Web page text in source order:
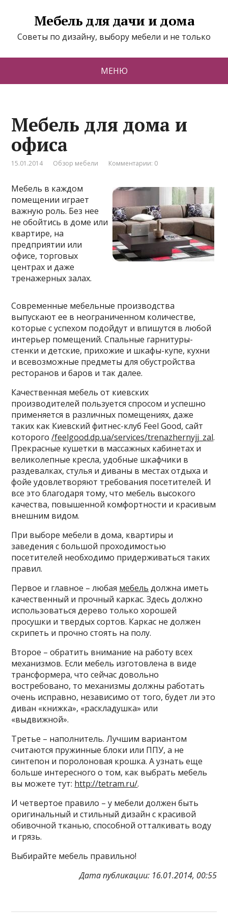
Мебель для дачи и дома
Советы по дизайну, выбору мебели и не только
МЕНЮ
Мебель для дома и
офиса
15.01.2014 Обзор мебели Комментарии: 0
Мебель в каждом
помещении играет
важную роль. Без нее
не обойтись в доме или
квартире, на
предприятии или
офисе, торговых
центрах и даже
тренажерных залах.
Современные мебельные производства
выпускают ее в неограниченном количестве,
которые с успехом подойдут и впишутся в любой
интерьер помещений. Спальные гарнитуры-
стенки и детские, прихожие и шкафы-купе, кухни
и всевозможные предметы для обустройства
ресторанов и баров и так далее.
Качественная мебель от киевских
производителей пользуется спросом и успешно
применяется в различных помещениях, даже
таких как Киевский фитнес-клуб Feel Good, сайт
которого/feelgood.dp.ua/services/trenazhernyjj_zal.
Прекрасные кушетки в массажных кабинетах и
великолепные кресла, удобные шкафчики в
раздевалках, стулья и диваны в местах отдыха и
фойе удовлетворяют требования посетителей. И
все это благодаря тому, что мебель высокого
качества, повышенной комфортности и красивым
внешним видом.
При выборе мебели в дома, квартиры и
заведения с большой проходимостью
посетителей необходимо придерживаться таких
правил.
Первое и главное – любая мебель должна иметь
качественный и прочный каркас. Здесь должно
использоваться дерево только хорошей
просушки и твердых сортов. Каркас не должен
скрипеть и прочно стоять на полу.
Второе – обратить внимание на работу всех
механизмов. Если мебель изготовлена в виде
трансформера, что сейчас довольно
востребовано, то механизмы должны работать
очень исправно, независимо от того, будет ли это
диван «книжка», «раскладушка» или
«выдвижной».
Третье – наполнитель. Лучшим вариантом
считаются пружинные блоки или ППУ, а не
синтепон и поролоновая крошка. А узнать еще
больше интересного о том, как выбрать мебель
вы можете тут: http://tetram.ru/.
И четвертое правило – у мебели должен быть
оригинальный и стильный дизайн с красивой
обивочной тканью, способной отталкивать воду
и грязь.
Выбирайте мебель правильно!
Дата публикации: 16.01.2014, 00:55